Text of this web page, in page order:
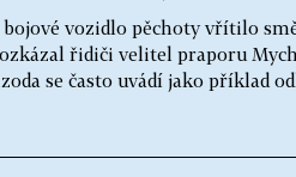
bojové vozidlo pěchoty vřítilo
řidiči velitel praporu
se často uvádí jako příklad